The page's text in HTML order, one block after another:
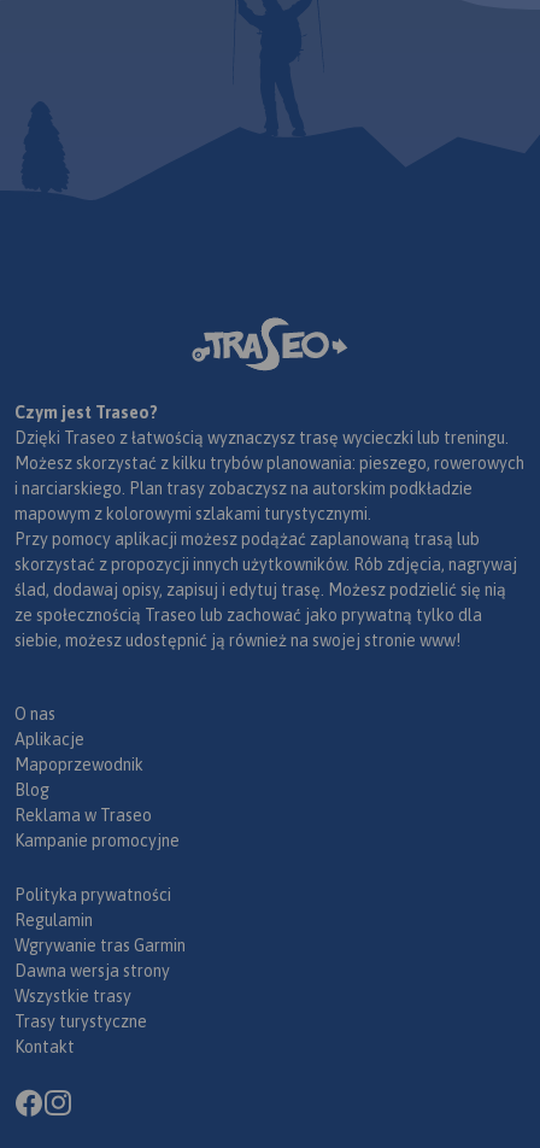
Czym jest Traseo?
Dzięki Traseo z łatwością wyznaczysz trasę wycieczki lub treningu.
Możesz skorzystać z kilku trybów planowania: pieszego, rowerowych
i narciarskiego. Plan trasy zobaczysz na autorskim podkładzie
mapowym z kolorowymi szlakami turystycznymi.
Przy pomocy aplikacji możesz podążać zaplanowaną trasą lub
skorzystać z propozycji innych użytkowników. Rób zdjęcia, nagrywaj
ślad, dodawaj opisy, zapisuj i edytuj trasę. Możesz podzielić się nią
ze społecznością Traseo lub zachować jako prywatną tylko dla
siebie, możesz udostępnić ją również na swojej stronie www!
O nas
Aplikacje
Mapoprzewodnik
Blog
Reklama w Traseo
Kampanie promocyjne
Polityka prywatności
Regulamin
Wgrywanie tras Garmin
Dawna wersja strony
Wszystkie trasy
Trasy turystyczne
Kontakt